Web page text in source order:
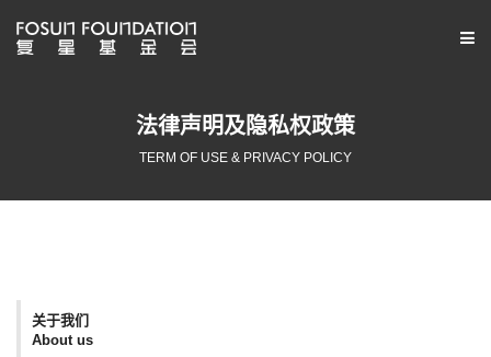
法律声明及隐私权政策
TERM OF USE & PRIVACY POLICY
关于我们
About us